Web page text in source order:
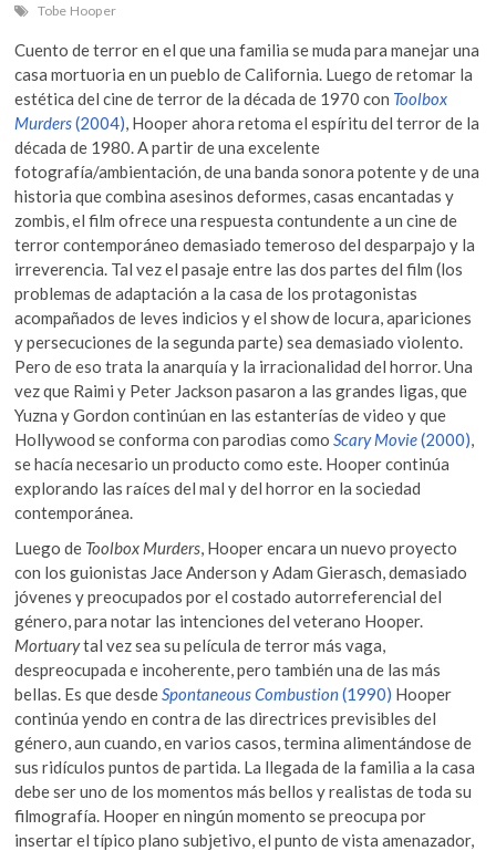
Tobe Hooper
Cuento de terror en el que una familia se muda para manejar una
casa mortuoria en un pueblo de California. Luego de retomar la
estética del cine de terror de la década de 1970 con Toolbox
Murders(2004), Hooper ahora retoma el espíritu del terror de la
década de 1980. A partir de una excelente
fotografía/ambientación, de una banda sonora potente y de una
historia que combina asesinos deformes, casas encantadas y
zombis, el film ofrece una respuesta contundente a un cine de
terror contemporáneo demasiado temeroso del desparpajo y la
irreverencia. Tal vez el pasaje entre las dos partes del film (los
problemas de adaptación a la casa de los protagonistas
acompañados de leves indicios y el show de locura, apariciones
y persecuciones de la segunda parte) sea demasiado violento.
Pero de eso trata la anarquía y la irracionalidad del horror. Una
vez que Raimi y Peter Jackson pasaron a las grandes ligas, que
Yuzna y Gordon continúan en las estanterías de video y que
Hollywood se conforma con parodias comoScary Movie(2000),
se hacía necesario un producto como este. Hooper continúa
explorando las raíces del mal y del horror en la sociedad
contemporánea.
Luego de Toolbox Murders, Hooper encara un nuevo proyecto
con los guionistas Jace Anderson y Adam Gierasch, demasiado
jóvenes y preocupados por el costado autorreferencial del
género, para notar las intenciones del veterano Hooper.
Mortuarytal vez sea su película de terror más vaga,
despreocupada e incoherente, pero también una de las más
bellas. Es que desdeSpontaneous Combustion(1990) Hooper
continúa yendo en contra de las directrices previsibles del
género, aun cuando, en varios casos, termina alimentándose de
sus ridículos puntos de partida. La llegada de la familia a la casa
debe ser uno de los momentos más bellos y realistas de toda su
filmografía. Hooper en ningún momento se preocupa por
insertar el típico plano subjetivo, el punto de vista amenazador,